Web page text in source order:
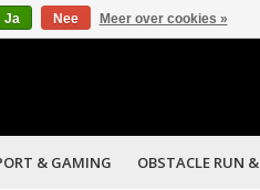
& GAMING OBSTACLE RUN
Ja Nee Meer over cookies »